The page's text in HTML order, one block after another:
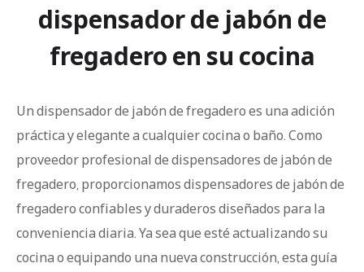
dispensador de jabón de
fregadero en su cocina
Un dispensador de jabón de fregadero es una adición
práctica y elegante a cualquier cocina o baño. Como
proveedor profesional de dispensadores de jabón de
fregadero, proporcionamos dispensadores de jabón de
fregadero confiables y duraderos diseñados para la
conveniencia diaria. Ya sea que esté actualizando su
cocina o equipando una nueva construcción, esta guía